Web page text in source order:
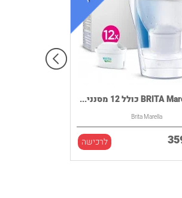
Brita Marella
לרכישה